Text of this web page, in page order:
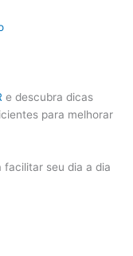
e descubra dicas
para melhorar
facilitar seu dia a dia